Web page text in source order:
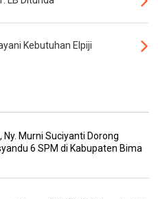
Kebutuhan Elpiji
Ny. Murni Suciyanti Dorong
6 SPM di Kabupaten Bima